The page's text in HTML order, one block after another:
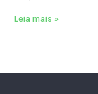
Leia mais »